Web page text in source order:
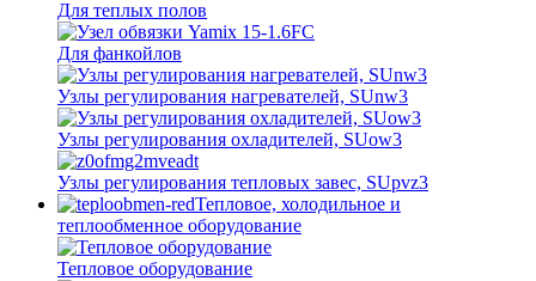
Для теплых полов
Для фанкойлов
Узлы регулирования нагревателей, SUnw3
Узлы регулирования охладителей, SUow3
Узлы регулирования тепловых завес, SUpvz3
Тепловое, холодильное и
теплообменное оборудование
Тепловое оборудование